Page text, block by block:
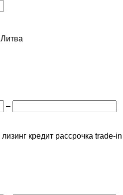
Литва
–
лизинг кредит рассрочка trade-in